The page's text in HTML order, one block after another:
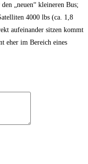
„neuen“ kleineren Bus;
4000 lbs (ca. 1,8
aufeinander sitzen kommt
eher im Bereich eines